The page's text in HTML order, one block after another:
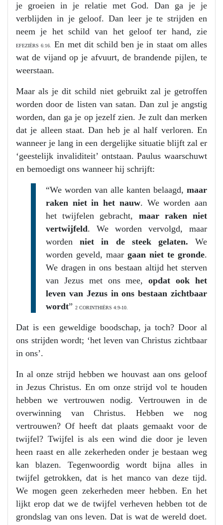
je groeien in je relatie met God. Dan ga je je
verblijden in je geloof. Dan leer je te strijden en
neem je het schild van het geloof ter hand, zie
EFEZIËRS 6:16.
En met dit schild ben je in staat om alles
wat de vijand op je afvuurt, de brandende pijlen, te
weerstaan.
Maar als je dit schild niet gebruikt zal je getroffen
worden door de listen van satan. Dan zul je angstig
worden, dan ga je op jezelf zien. Je zult dan merken
dat je alleen staat. Dan heb je al half verloren. En
wanneer je lang in een dergelijke situatie blijft zal er
‘geestelijk invaliditeit’ ontstaan. Paulus waarschuwt
en bemoedigt ons wanneer hij schrijft:
“We worden van alle kanten belaagd, maar
raken niet in het nauw. We worden aan
het twijfelen gebracht, maar raken niet
vertwijfeld. We worden vervolgd, maar
wordenniet in de steek gelaten. We
worden geveld, maar gaan niet te gronde.
We dragen in ons bestaan altijd het sterven
van Jezus met ons mee,opdat ook het
leven van Jezus in ons bestaan zichtbaar
wordt” 2 CORINTHIËRS 4:9-10.
Dat is een geweldige boodschap, ja toch? Door al
ons strijden wordt; ‘het leven van Christus zichtbaar
in ons’.
In al onze strijd hebben we houvast aan ons geloof
in Jezus Christus. En om onze strijd vol te houden
hebben we vertrouwen nodig. Vertrouwen in de
overwinning van Christus. Hebben we nog
vertrouwen? Of heeft dat plaats gemaakt voor de
twijfel? Twijfel is als een wind die door je leven
heen raast en alle zekerheden onder je bestaan weg
kan blazen. Tegenwoordig wordt bijna alles in
twijfel getrokken, dat is het manco van deze tijd.
We mogen geen zekerheden meer hebben. En het
lijkt erop dat we de twijfel verheven hebben tot de
grondslag van ons leven. Dat is wat de wereld doet.